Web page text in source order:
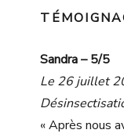
Sandra – 5/5
Le 26 juillet
« Après nous